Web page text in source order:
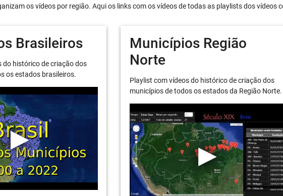
os vídeos por região. Aqui os links com os vídeos de todas as playlists dos
Brasileiros
do histórico de criação dos
os estados brasileiros.
Municípios Região
Norte
Playlist com vídeos do histórico de criação dos
municípios de todos os estados da Região Norte.